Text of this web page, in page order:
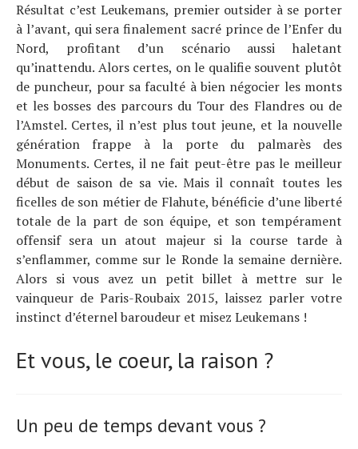
Résultat c’est Leukemans, premier outsider à se porter
à l’avant, qui sera finalement sacré prince de l’Enfer du
Nord, profitant d’un scénario aussi haletant
qu’inattendu. Alors certes, on le qualifie souvent plutôt
de puncheur, pour sa faculté à bien négocier les monts
et les bosses des parcours du Tour des Flandres ou de
l’Amstel. Certes, il n’est plus tout jeune, et la nouvelle
génération frappe à la porte du palmarès des
Monuments. Certes, il ne fait peut-être pas le meilleur
début de saison de sa vie. Mais il connaît toutes les
ficelles de son métier de Flahute, bénéficie d’une liberté
totale de la part de son équipe, et son tempérament
offensif sera un atout majeur si la course tarde à
s’enflammer, comme sur le Ronde la semaine dernière.
Alors si vous avez un petit billet à mettre sur le
vainqueur de Paris-Roubaix 2015, laissez parler votre
instinct d’éternel baroudeur et misez Leukemans !
Et vous, le coeur, la raison ?
Un peu de temps devant vous ?